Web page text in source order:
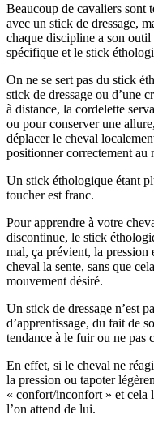
Beaucoup de cavaliers sont
avec un stick de dressage,
chaque discipline a son outil
spécifique et le stick
On ne se sert pas du stick
stick de dressage ou d’une
à distance, la cordelette
ou pour conserver une
déplacer le cheval
positionner correctement au
Un stick éthologique étant
toucher est franc.
Pour apprendre à votre
discontinue, le stick
mal, ça prévient, la
cheval la sente, sans que
mouvement désiré.
Un stick de dressage n’est
d’apprentissage, du fait de
tendance à le fuir ou ne pas
En effet, si le cheval ne
la pression ou tapoter
« confort/inconfort » et cela
l’on attend de lui.